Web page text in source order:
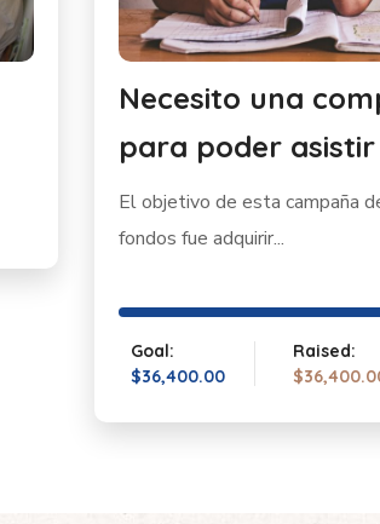
Necesito una
para poder asistir
El objetivo de esta campaña
fondos fue adquirir...
Goal:
$36,400.00
Raised: